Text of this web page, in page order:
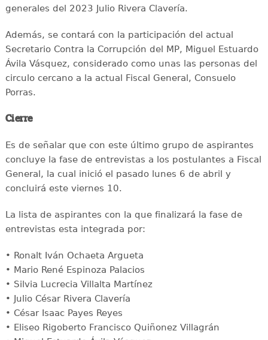
generales del 2023 Julio Rivera Clavería.
Además, se contará con la participación del actual
Secretario Contra la Corrupción del MP, Miguel Estuardo
Ávila Vásquez, considerado como unas las personas del
circulo cercano a la actual Fiscal General, Consuelo
Porras.
Cierre
Es de señalar que con este último grupo de aspirantes
concluye la fase de entrevistas a los postulantes a Fiscal
General, la cual inició el pasado lunes 6 de abril y
concluirá este viernes 10.
La lista de aspirantes con la que finalizará la fase de
entrevistas esta integrada por:
• Ronalt Iván Ochaeta Argueta
• Mario René Espinoza Palacios
• Silvia Lucrecia Villalta Martínez
• Julio César Rivera Clavería
• César Isaac Payes Reyes
• Eliseo Rigoberto Francisco Quiñonez Villagrán